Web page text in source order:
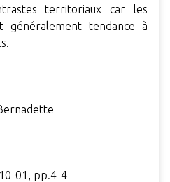
territoriaux car les
généralement tendance à
01, pp.4-4